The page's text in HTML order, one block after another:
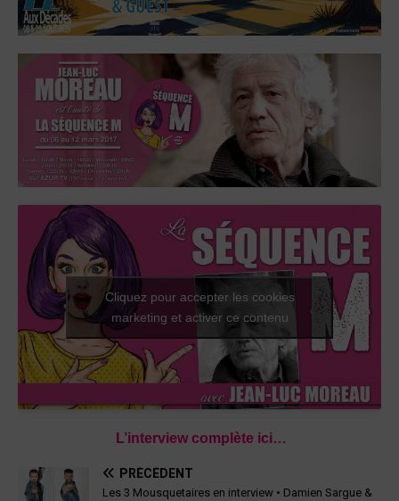
Cliquez pour accepter les cookies
marketing et activer ce contenu
L’interview complète ici…
PRÉCÉDENT
Les 3 Mousquetaires en interview • Damien Sargue &